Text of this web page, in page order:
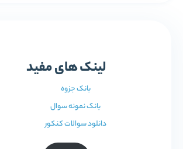
لینک های مفید
بانک جزوه
بانک نمونه سوال
دانلود سوالات کنکور